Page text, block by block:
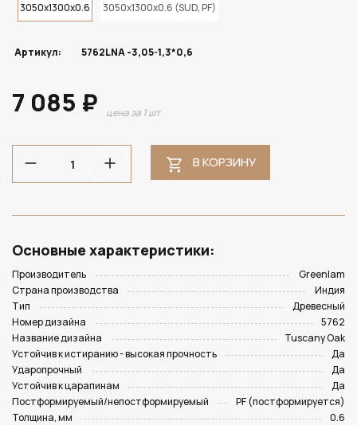
3050x1300x0.6 3050x1300x0.6 (SUD, PF)
Артикул: 5762LNA -3,05-1,3*0,6
7 085 ₽ цена за 1 шт
В КОРЗИНУ
Основные характеристики:
Производитель
Greenlam
Страна производства
Индия
Тип
Древесный
Номер дизайна
5762
Название дизайна
Tuscany Oak
Устойчив к истиранию - высокая прочность
Да
Ударопрочный
Да
Устойчив к царапинам
Да
Постформируемый/непостформируемый
PF (постформируется)
Толщина, мм
0.6